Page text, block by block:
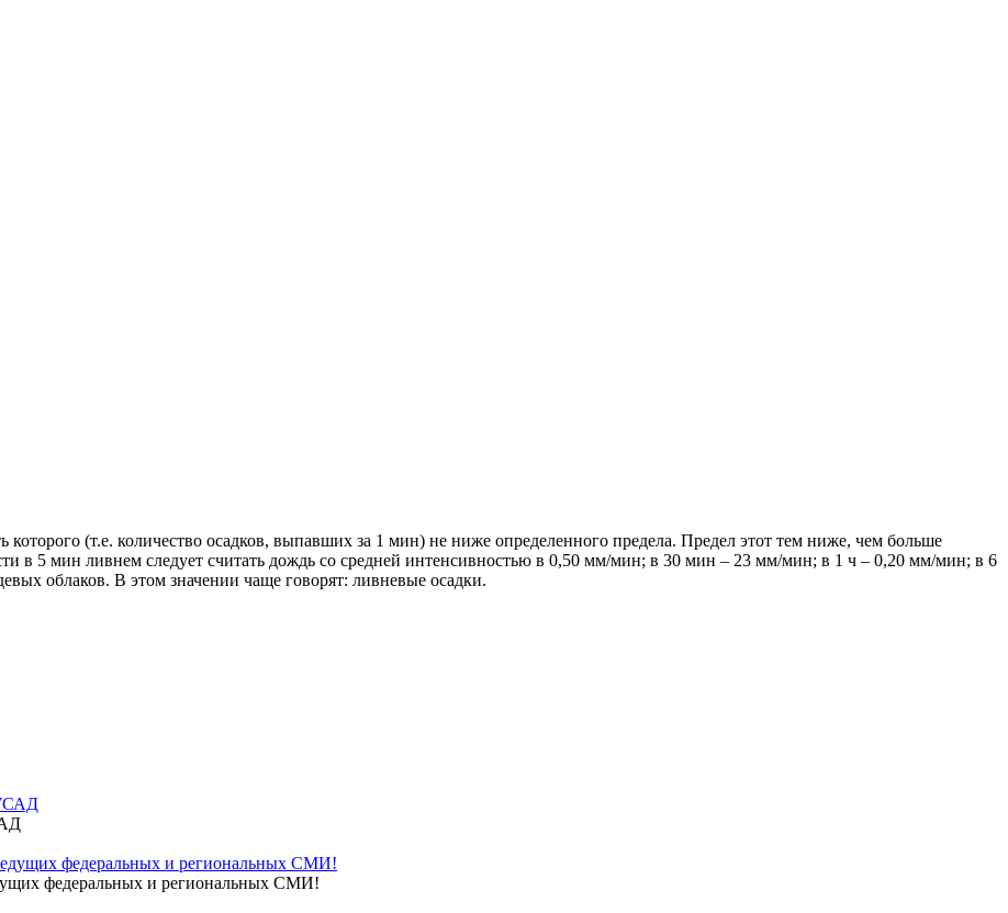
(т.е. количество осадков, выпавших за 1 мин) не ниже определенного предела. Предел этот тем ниже, чем больше
в 5 мин ливнем следует считать дождь со средней интенсивностью в 0,50 мм/мин; в 30 мин – 23 мм/мин; в 1 ч – 0,20 мм/мин; в 6
облаков. В этом значении чаще говорят: ливневые осадки.
федеральных и региональных СМИ!